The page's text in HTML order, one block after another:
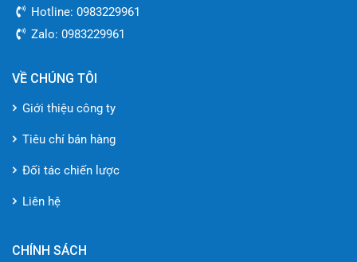
Dynamic Power Capping
Làm mát theo workload
Tiết kiệm 40% điện năng
5. Linh Hoạt Triển Khai
Hỗ trợ VMware vSAN 8
Tương thích Kubernetes
Azure Stack HCI Certified
So Sánh Hiệu Năng
Hotline: 0983229961
Zalo: 0983229961
VỀ CHÚNG TÔI
Giới thiệu công ty
Tiêu chí bán hàng
Đối tác chiến lược
Liên hệ
CHÍNH SÁCH